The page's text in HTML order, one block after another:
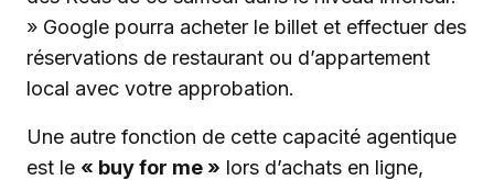
» Google pourra acheter le billet et effectuer des
réservations de restaurant ou d’appartement
local avec votre approbation.
Une autre fonction de cette capacité agentique
est le « buy for me » lors d’achats en ligne,